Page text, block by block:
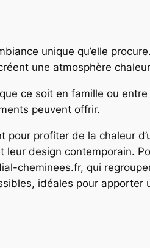
unique qu’elle
une atmosphère
ce soit en famille ou
peuvent offrir.
pour profiter de la chaleur
leur design contemporain.
cheminees.fr, qui
idéales pour